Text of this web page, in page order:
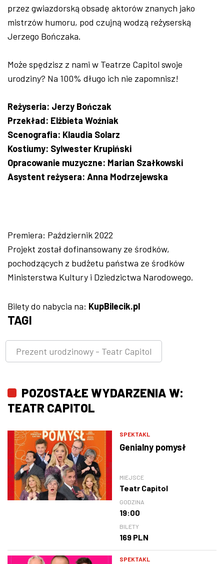
przez gwiazdorską obsadę aktorów znanych jako
mistrzów humoru, pod czujną wodzą reżyserską
Jerzego Bończaka.
Może spędzisz z nami w Teatrze Capitol swoje
urodziny? Na 100% długo ich nie zapomnisz!
Reżyseria: Jerzy Bończak
Przekład: Elżbieta Woźniak
Scenografia: Klaudia Solarz
Kostiumy: Sylwester Krupiński
Opracowanie muzyczne: Marian Szałkowski
Asystent reżysera: Anna Modrzejewska
Premiera: Październik 2022
Projekt został dofinansowany ze środków,
pochodzących z budżetu państwa ze środków
Ministerstwa Kultury i Dziedzictwa Narodowego.
Bilety do nabycia na: KupBilecik.pl
TAGI
Prezent urodzinowy - Teatr Capitol
POZOSTAŁE WYDARZENIA W:
TEATR CAPITOL
SPEKTAKL
Genialny pomysł
MIEJSCE
Teatr Capitol
GODZINA
19:00
BILETY
169 PLN
SPEKTAKL